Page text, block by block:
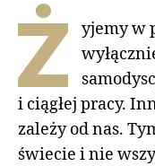
Ż
yjemy w
i ciągłej pracy.
zależy od nas.
świecie i nie